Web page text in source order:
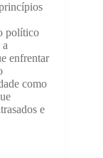
político
enfrentar
como
e